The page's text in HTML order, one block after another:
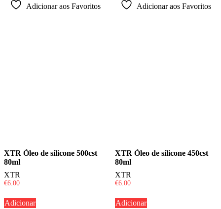
Adicionar aos Favoritos Adicionar aos Favoritos
XTR Óleo de silicone 500cst
80ml
XTR
€6.00
Adicionar
XTR Óleo de silicone 450cst
80ml
XTR
€6.00
Adicionar